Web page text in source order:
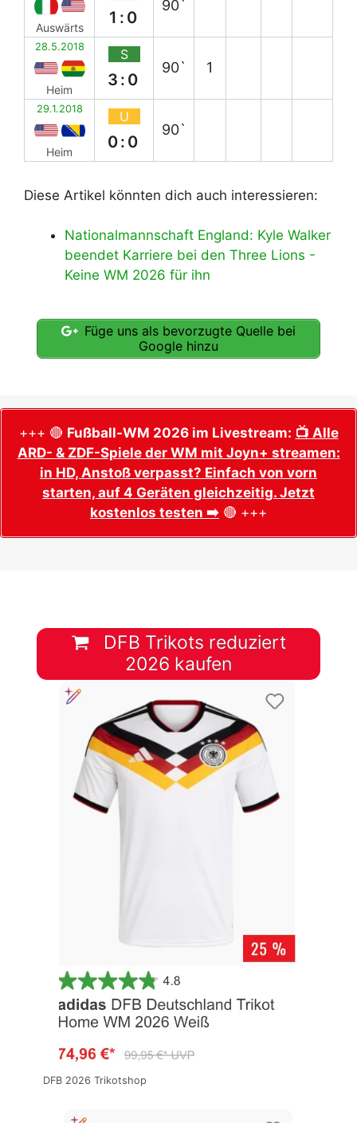
Auswärts
1:0
90`
28.5.2018
Heim
S
3:0
90` 1
29.1.2018
Heim
U
0:0
90`
Diese Artikel könnten dich auch interessieren:
Nationalmannschaft England: Kyle Walker
beendet Karriere bei den Three Lions -
Keine WM 2026 für ihn
Füge uns als bevorzugte Quelle bei
Google hinzu
+++ 🔴 Fußball-WM 2026 im Livestream: 📺 Alle
ARD- & ZDF-Spiele der WM mit Joyn+ streamen:
in HD, Anstoß verpasst? Einfach von vorn
starten, auf 4 Geräten gleichzeitig. Jetzt
kostenlos testen ➡️ 🔴 +++
DFB Trikots reduziert
2026 kaufen
DFB 2026 Trikotshop